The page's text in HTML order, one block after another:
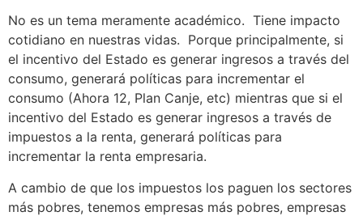
No es un tema meramente académico. Tiene impacto
cotidiano en nuestras vidas. Porque principalmente, si
el incentivo del Estado es generar ingresos a través del
consumo, generará políticas para incrementar el
consumo (Ahora 12, Plan Canje, etc) mientras que si el
incentivo del Estado es generar ingresos a través de
impuestos a la renta, generará políticas para
incrementar la renta empresaria.
A cambio de que los impuestos los paguen los sectores
más pobres, tenemos empresas más pobres, empresas